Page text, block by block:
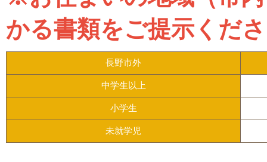
かる書類をご提示くだ
長野市外
中学生以上
小学生
未就学児